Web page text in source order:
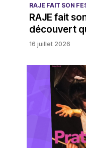
RAJE FAIT SON
RAJE fait
découvert
16 juillet 2026